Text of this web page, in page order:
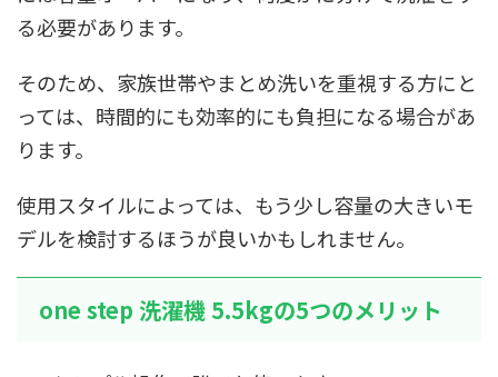
る必要があります。
そのため、家族世帯やまとめ洗いを重視する方にと
っては、時間的にも効率的にも負担になる場合があ
ります。
使用スタイルによっては、もう少し容量の大きいモ
デルを検討するほうが良いかもしれません。
one step 洗濯機 5.5kgの5つのメリット